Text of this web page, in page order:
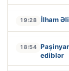
19:28 İlham
18:54
ediblər